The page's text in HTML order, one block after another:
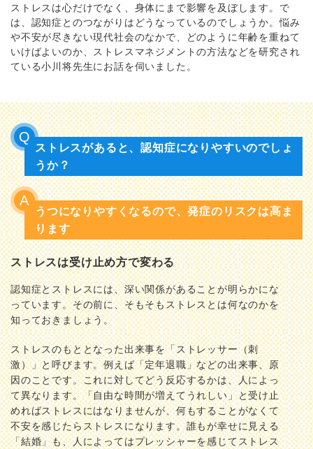
ストレスは心だけでなく、身体にまで影響を及ぼします。で
は、認知症とのつながりはどうなっているのでしょうか。悩み
や不安が尽きない現代社会のなかで、どのように年齢を重ねて
いけばよいのか、ストレスマネジメントの方法などを研究され
ている小川将先生にお話を伺いました。
ストレスがあると、認知症になりやすいのでしょ
うか？
うつになりやすくなるので、発症のリスクは高ま
ります
ストレスは受け止め方で変わる
認知症とストレスには、深い関係があることが明らかにな
っています。その前に、そもそもストレスとは何なのかを
知っておきましょう。
ストレスのもととなった出来事を「ストレッサー（刺
激）」と呼びます。例えば「定年退職」などの出来事、原
因のことです。これに対してどう反応するかは、人によっ
て異なります。「自由な時間が増えてうれしい」と受け止
めればストレスにはなりませんが、何もすることがなくて
不安を感じたらストレスになります。誰もが幸せに見える
「結婚」も、人によってはプレッシャーを感じてストレス